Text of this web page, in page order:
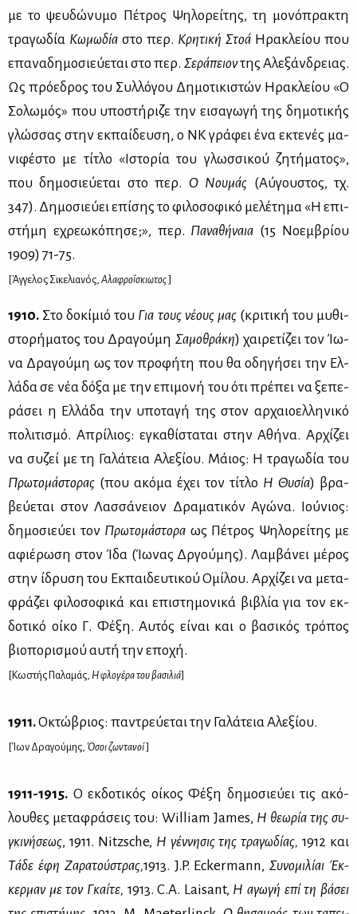
με το ψευ­δώ­νυ­μο Πέ­τρος Ψη­λο­ρεί­της, τη μο­νό­πρα­κτη
τρα­γω­δία Κω­μω­δία στο περ. Κρη­τι­κή Στοά Ηρα­κλεί­ου που
επα­να­δη­μο­σιεύ­ε­ται στο περ. Σε­ρά­πειοντης Αλε­ξάν­δρειας.
Ως πρό­ε­δρος του Συλ­λό­γου Δη­μο­τι­κι­στών Ηρα­κλεί­ου «Ο
Σο­λω­μός» που υπο­στή­ρι­ζε την ει­σα­γω­γή της δη­μο­τι­κής
γλώσ­σας στην εκ­παί­δευ­ση, ο ΝΚ γρά­φει ένα εκτε­νές μα­
νι­φέ­στο με τί­τλο «Ιστο­ρία του γλωσ­σι­κού ζη­τή­μα­τος»,
που δη­μο­σιεύ­ε­ται στο περ. Ο Νου­μάς (Αύ­γου­στος, τχ.
347). Δη­μο­σιεύ­ει επί­σης το φι­λο­σο­φι­κό με­λέ­τη­μα «Η επι­
στή­μη εχρε­ω­κό­πη­σε;», περ. Πα­να­θή­ναια (15 Νο­εμ­βρί­ου
1909) 71-75.
[Άγ­γε­λος Σι­κε­λια­νός, Αλα­φρο­ΐ­σκιω­τος]
1910. Στο δο­κί­μιό του Για τους νέ­ους μας(κρι­τι­κή του μυ­θι­
στο­ρή­μα­τος του Δρα­γού­μη Σα­μο­θρά­κη) χαι­ρε­τί­ζει τον Ίω­
να Δρα­γού­μη ως τον προ­φή­τη που θα οδη­γή­σει την Ελ­
λά­δα σε νέα δό­ξα με την επι­μο­νή του ότι πρέ­πει να ξε­πε­
ρά­σει η Ελ­λά­δα την υπο­τα­γή της στον αρ­χαιο­ελ­λη­νι­κό
πο­λι­τι­σμό. Απρί­λιος: εγκα­θί­στα­ται στην Αθή­να. Αρ­χί­ζει
να συ­ζεί με τη Γα­λά­τεια Αλε­ξί­ου. Μάιος: Η τρα­γω­δία του
Πρω­το­μά­στο­ρας (που ακό­μα έχει τον τί­τλο Η Θυ­σία) βρα­
βεύ­ε­ται στον Λασ­σά­νειον Δρα­μα­τι­κόν Αγώ­να. Ιού­νιος:
δη­μο­σιεύ­ει τον Πρω­το­μά­στο­ρα ως Πέ­τρος Ψη­λο­ρεί­της με
αφιέ­ρω­ση στον Ίδα (Ίω­νας Δρ­γού­μης). Λαμ­βά­νει μέ­ρος
στην ίδρυ­ση του Εκ­παι­δευ­τι­κού Ομί­λου. Αρ­χί­ζει να με­τα­
φρά­ζει φι­λο­σο­φι­κά και επι­στη­μο­νι­κά βι­βλία για τον εκ­
δο­τι­κό οί­κο Γ. Φέ­ξη. Αυ­τός εί­ναι και ο βα­σι­κός τρό­πος
βιο­πο­ρι­σμού αυ­τή την επο­χή.
[Κω­στής Πα­λα­μάς, Η φλο­γέ­ρα του βα­σι­λιά]
1911.Οκτώ­βριος: πα­ντρεύ­ε­ται την Γα­λά­τεια Αλε­ξί­ου.
[Ίων Δρα­γού­μης, Όσοι ζω­ντα­νοί]
1911-1915. Ο εκ­δο­τι­κός οί­κος Φέ­ξη δη­μο­σιεύ­ει τις ακό­
λου­θες με­τα­φρά­σεις του: William James, Η θε­ω­ρία της συ­
γκι­νή­σε­ως, 1911. Nitzsche, Η γέν­νη­σις της τρα­γω­δί­ας,1912 και
Τά­δε έφη Ζα­ρα­τού­στρας,1913. J.P. Eckermann,Συ­νο­μι­λί­αι Έκ­
κερ­μαν με τον Γκαί­τε, 1913. C.A. Laisant, Η αγω­γή επί τη βά­σει